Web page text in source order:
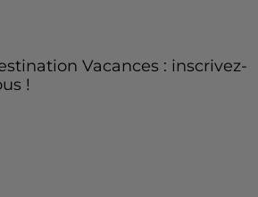
Vacances : inscrivez-
!